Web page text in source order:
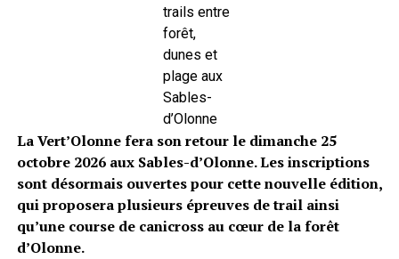
trails entre
forêt,
dunes et
plage aux
Sables-
d’Olonne
La Vert’Olonne fera son retour le dimanche 25
octobre 2026 aux Sables-d’Olonne. Les inscriptions
sont désormais ouvertes pour cette nouvelle édition,
qui proposera plusieurs épreuves de trail ainsi
qu’une course de canicross au cœur de la forêt
d’Olonne.